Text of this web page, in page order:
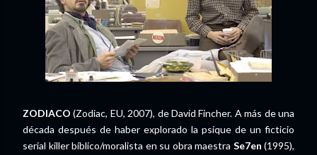
ZODIACO (Zodiac, EU, 2007), de David Fincher. A más de una
década después de haber explorado la psique de un ficticio
serial killer bíblico/moralista en su obra maestra Se7en (1995),